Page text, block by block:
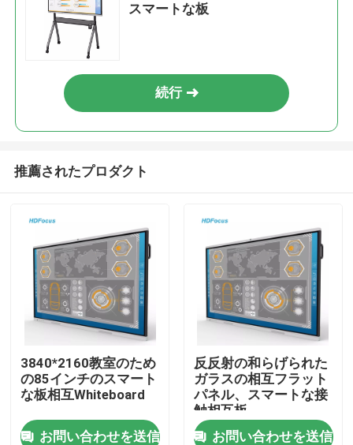
スマートな板
続行
推薦されたプロダクト
3840*2160教室のため
の85インチのスマート
な板相互Whiteboard
お問い合わせを送信
反反射の和らげられた
ガラスの相互フラット
パネル、スマートな接
触相互板
お問い合わせを送信